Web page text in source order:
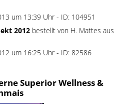
um 13:39 Uhr - ID: 104951
2012bestellt von H. Mattes aus
um 16:25 Uhr - ID: 82586
Superior Wellness &